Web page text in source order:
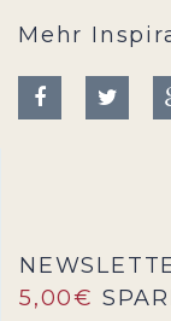
Mehr
5,00€